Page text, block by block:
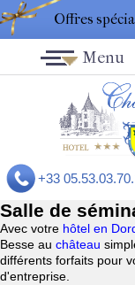
Offres
+33
Menu
Salle de
Avec votre hôtel en
Besse au château
différents forfaits pour
d'entreprise.